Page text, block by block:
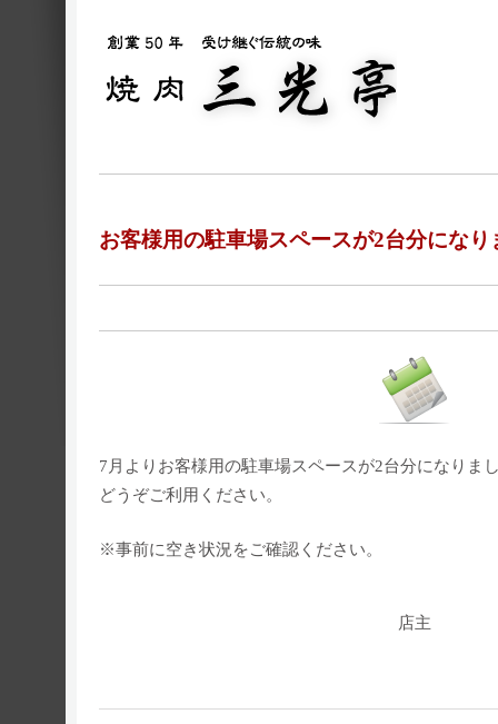
お客様用の駐車場スペースが2台分になり
7月よりお客様用の駐車場スペースが2台分になりま
どうぞご利用ください。
※事前に空き状況をご確認ください。
店主